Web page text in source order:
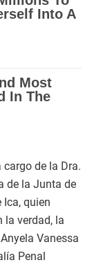
de la Dra.
de la Junta de
Ica, quien
verdad, la
Vanessa
Penal